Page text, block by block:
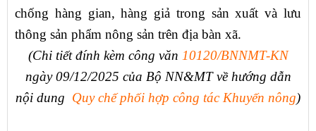
chống hàng gian, hàng giả trong sản xuất và lưu
thông sản phẩm nông sản trên địa bàn xã.
(Chi tiết đính kèm công văn 10120/BNNMT-KN
ngày 09/12/2025 của Bộ NN&MT về hướng dẫn
nội dung Quy chế phối hợp công tác Khuyến nông)